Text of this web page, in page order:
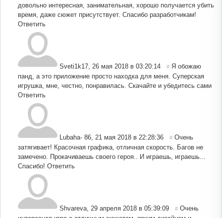
довольно интересная, занимательная, хорошо получается убить
время, даже сюжет присутствует. Спасибо разработчикам!
Ответить
Sveti1k17 26 мая 2018 в 03:20:14 # Я обожаю
панд, а это приложение просто находка для меня. Суперская
игрушка, мне, честно, понравилась. Скачайте и убедитесь сами
Ответить
Lubaha- 86 21 мая 2018 в 22:28:36 # Очень
затягивает! Красочная графика, отличная скорость. Багов не
замечено. Прокачиваешь своего героя.. И играешь, играешь...
Спасибо! Ответить
Shvareva 29 апреля 2018 в 05:39:09 # Очень